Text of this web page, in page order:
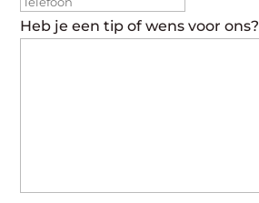
Heb je een tip of wens voor ons?